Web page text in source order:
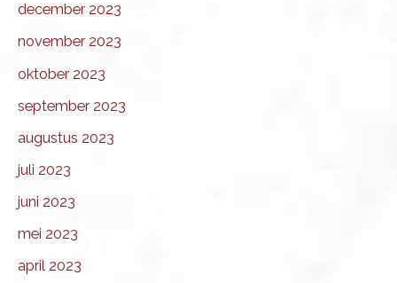
december 2023
november 2023
oktober 2023
september 2023
augustus 2023
juli 2023
juni 2023
mei 2023
april 2023